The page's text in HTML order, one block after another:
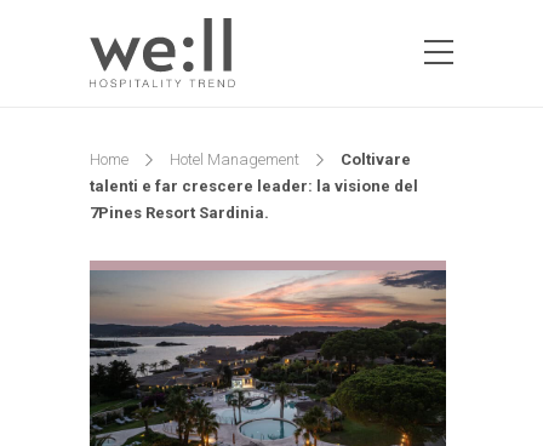
Home Hotel Management
Coltivare
talenti e far crescere leader: la visione del
7Pines Resort Sardinia.